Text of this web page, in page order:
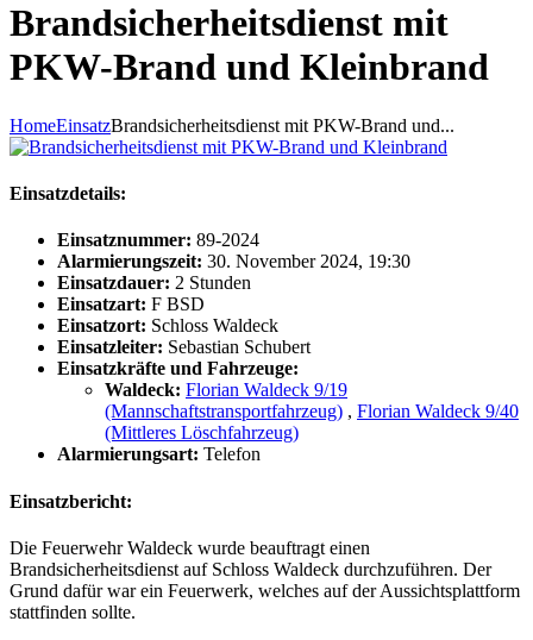
Brandsicherheitsdienst mit
PKW-Brand und Kleinbrand
HomeEinsatzBrandsicherheitsdienst mit PKW-Brand und...
Einsatzdetails:
Einsatznummer: 89-2024
Alarmierungszeit: 30. November 2024, 19:30
Einsatzdauer: 2 Stunden
Einsatzart: F BSD
Einsatzort: Schloss Waldeck
Einsatzleiter: Sebastian Schubert
Einsatzkräfte und Fahrzeuge:
Waldeck: Florian Waldeck 9/19
(Mannschaftstransportfahrzeug) , Florian Waldeck 9/40
(Mittleres Löschfahrzeug)
Alarmierungsart: Telefon
Einsatzbericht:
Die Feuerwehr Waldeck wurde beauftragt einen
Brandsicherheitsdienst auf Schloss Waldeck durchzuführen. Der
Grund dafür war ein Feuerwerk, welches auf der Aussichtsplattform
stattfinden sollte.